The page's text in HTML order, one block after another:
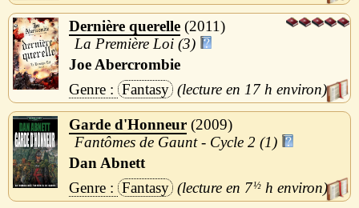
Dernière querelle 2011
La Première Loi (3)
Joe Abercrombie
Fantasy
17 h
Garde d'Honneur 2009
Fantômes de Gaunt - Cycle 2 (1)
Dan Abnett
Fantasy
7½ h